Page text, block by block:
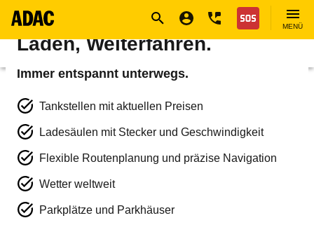
Nothilfe
MENÜ
Services ADAC Apps
ADAC Drive App: Tanken,
Laden, Weiterfahren.
Immer entspannt unterwegs.
Tankstellen mit aktuellen Preisen
Ladesäulen mit Stecker und Geschwindigkeit
Flexible Routenplanung und präzise Navigation
Wetter weltweit
Parkplätze und Parkhäuser